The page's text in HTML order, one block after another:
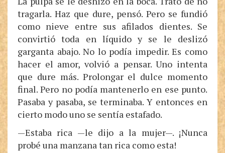
tragarla. Haz que dure, pensó. Pero se fundió
como nieve entre sus afilados dientes. Se
convirtió toda en líquido y se le deslizó
garganta abajo. No lo podía impedir. Es como
hacer el amor, volvió a pensar. Uno intenta
que dure más. Prolongar el dulce momento
final. Pero no podía mantenerlo en ese punto.
Pasaba y pasaba, se terminaba. Y entonces en
cierto modo uno se sentía estafado.
—Estaba rica —le dijo a la mujer—. ¡Nunca
probé una manzana tan rica como esta!